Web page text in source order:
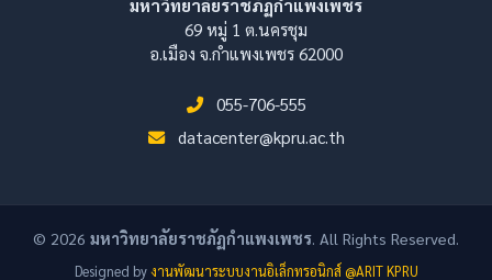
มหาวิทยาลัยราชภัฏกำแพงเพชร
69 หมู่ 1 ต.นครชุม
อ.เมือง จ.กำแพงเพชร 62000
055-706-555
datacenter@kpru.ac.th
© 2026 มหาวิทยาลัยราชภัฏกำแพงเพชร. All Rights Reserved.
Designed byงานพัฒนาระบบงานอิเล็กทรอนิกส์ @ARIT KPRU